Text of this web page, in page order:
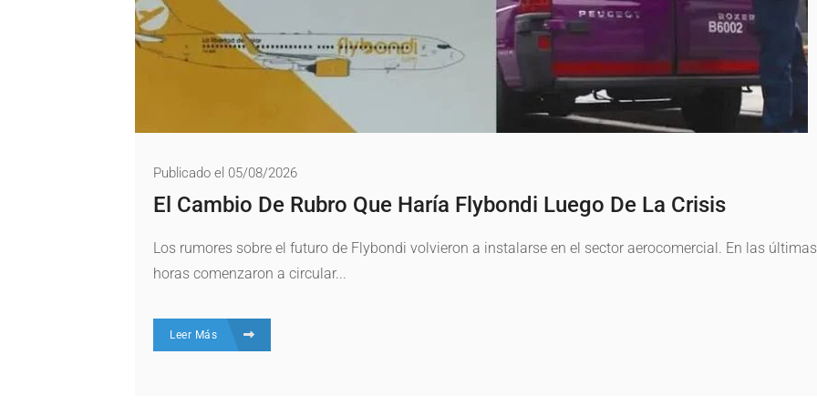
Publicado el 05/08/2026
El Cambio De Rubro Que Haría Flybondi Luego De La Crisis
Los rumores sobre el futuro de Flybondi volvieron a instalarse en el sector aerocomercial. En las últimas
horas comenzaron a circular...
Leer Más